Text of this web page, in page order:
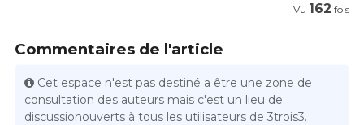
Vu 162 fois
Commentaires de l'article
Cet espace n'est pas destiné a être une zone de
consultation des auteurs mais c'est un lieu de
discussionouverts à tous les utilisateurs de 3trois3.